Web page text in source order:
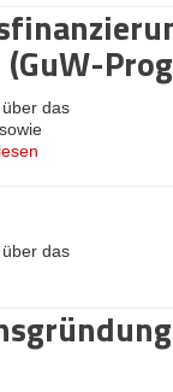
das
das